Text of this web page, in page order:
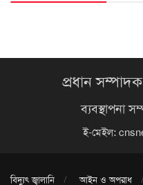
প্রধান
ব্যবস্থাপনা
ই-মেইল:
বিদ্যুৎ জ্বালানি আইন ও অপরাধ